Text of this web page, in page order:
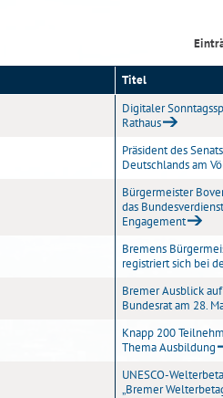
Titel
Digitaler
Rathaus
Präsident des
Deutschlands am
Bürgermeister
das
Engagement
Bremens
registriert sich bei
Bremer Ausblick
Bundesrat am 28.
Knapp 200
Thema Ausbildung
UNESCO-
„Bremer